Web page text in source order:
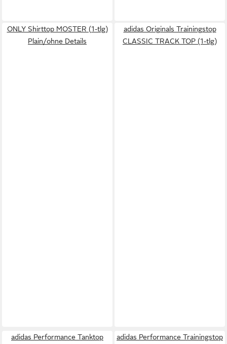
ONLY Shirttop MOSTER (1-tlg)
Plain/ohne Details
adidas Originals Trainingstop
CLASSIC TRACK TOP (1-tlg)
adidas Performance Tanktop
adidas Performance Trainingstop